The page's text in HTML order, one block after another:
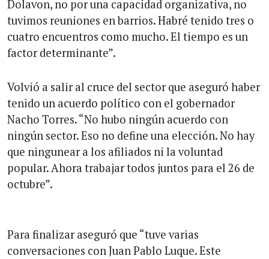
Dolavon, no por una capacidad organizativa, no
tuvimos reuniones en barrios. Habré tenido tres o
cuatro encuentros como mucho. El tiempo es un
factor determinante”.
Volvió a salir al cruce del sector que aseguró haber
tenido un acuerdo político con el gobernador
Nacho Torres. “No hubo ningún acuerdo con
ningún sector. Eso no define una elección. No hay
que ningunear a los afiliados ni la voluntad
popular. Ahora trabajar todos juntos para el 26 de
octubre”.
Para finalizar aseguró que “tuve varias
conversaciones con Juan Pablo Luque. Este